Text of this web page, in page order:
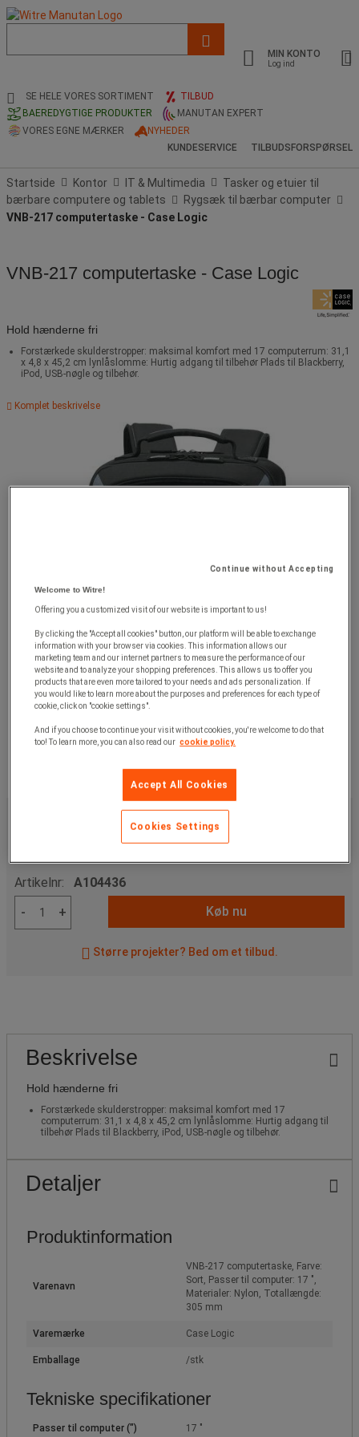
og
søgehistorik
MIN KONTO
Log ind
SE HELE VORES SORTIMENT
TILBUD
BAEREDYGTIGE PRODUKTER
MANUTAN EXPERT
VORES EGNE MÆRKER
NYHEDER
KUNDESERVICE
TILBUDSFORSPØRSEL
Startside Kontor IT & Multimedia
Tasker og etuier til
bærbare computere og tablets
Rygsæk til bærbar computer
VNB-217 computertaske - Case Logic
VNB-217 computertaske - Case Logic
Hold hænderne fri
Forstærkede skulderstropper: maksimal komfort med 17 computerrum: 31,1
x 4,8 x 45,2 cm lynlåslomme: Hurtig adgang til tilbehør Plads til Blackberry,
iPod, USB-nøgle og tilbehør.
Komplet beskrivelse
u. moms
Artikelnr: A104436
-
+ Køb nu
Større projekter? Bed om et tilbud.
Beskrivelse
Hold hænderne fri
Forstærkede skulderstropper: maksimal komfort med 17
computerrum: 31,1 x 4,8 x 45,2 cm lynlåslomme: Hurtig adgang til
tilbehør Plads til Blackberry, iPod, USB-nøgle og tilbehør.
Detaljer
Produktinformation
Varenavn
VNB-217 computertaske, Farve:
Sort, Passer til computer: 17 ",
Materialer: Nylon, Totallængde:
305 mm
Varemærke Case Logic
Emballage /stk
Tekniske specifikationer
Passer til computer (") 17 "
Continue without Accepting
Welcome to Witre!
Offering you a customized visit of our website is important to us!
By clicking the "Accept all cookies" button, our platform will be able to exchange
information with your browser via cookies. This information allows our
marketing team and our internet partners to measure the performance of our
website and to analyze your shopping preferences. This allows us to offer you
products that are even more tailored to your needs and ads personalization. If
you would like to learn more about the purposes and preferences for each type of
cookie, click on "cookie settings".
And if you choose to continue your visit without cookies, you're welcome to do that
too! To learn more, you can also read our cookie policy.
Accept All Cookies
Cookies Settings